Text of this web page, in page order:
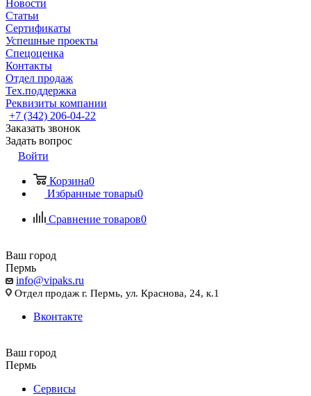
Новости
Статьи
Сертификаты
Успешные проекты
Спецоценка
Контакты
Отдел продаж
Тех.поддержка
Реквизиты компании
+7 (342) 206-04-22
Заказать звонок
Задать вопрос
Войти
Корзина0
Избранные товары0
Сравнение товаров0
Ваш город
Пермь
info@vipaks.ru
Отдел продаж г. Пермь, ул. Краснова, 24, к.1
Вконтакте
Ваш город
Пермь
Сервисы